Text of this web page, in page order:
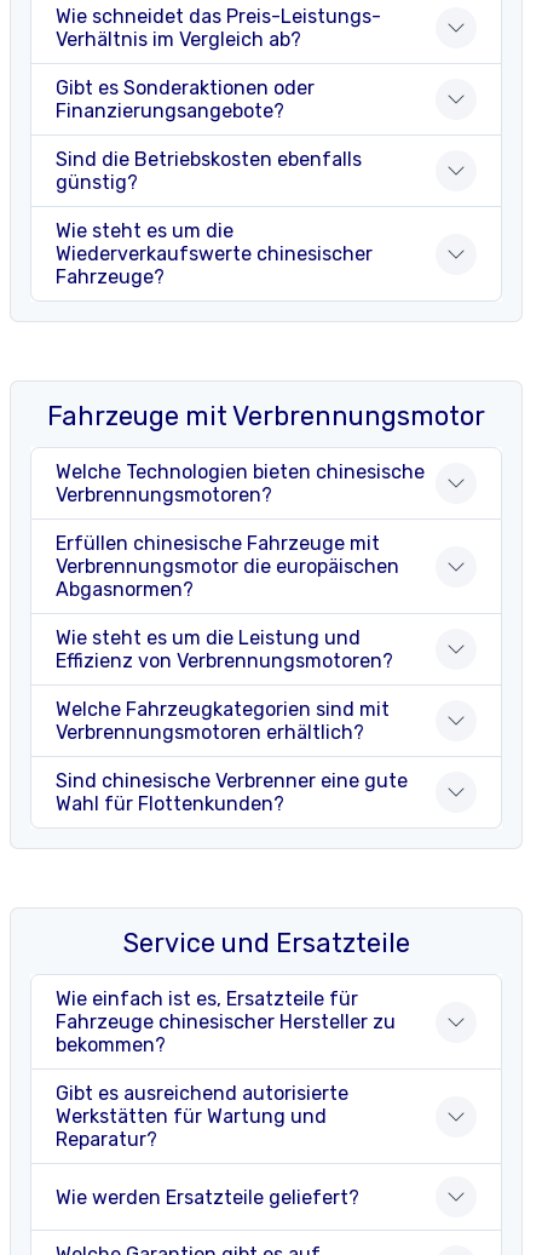
Wie schneidet das Preis-Leistungs-
Verhältnis im Vergleich ab?
Gibt es Sonderaktionen oder
Finanzierungsangebote?
Sind die Betriebskosten ebenfalls
günstig?
Wie steht es um die
Wiederverkaufswerte chinesischer
Fahrzeuge?
Fahrzeuge mit Verbrennungsmotor
Welche Technologien bieten chinesische
Verbrennungsmotoren?
Erfüllen chinesische Fahrzeuge mit
Verbrennungsmotor die europäischen
Abgasnormen?
Wie steht es um die Leistung und
Effizienz von Verbrennungsmotoren?
Welche Fahrzeugkategorien sind mit
Verbrennungsmotoren erhältlich?
Sind chinesische Verbrenner eine gute
Wahl für Flottenkunden?
Service und Ersatzteile
Wie einfach ist es, Ersatzteile für
Fahrzeuge chinesischer Hersteller zu
bekommen?
Gibt es ausreichend autorisierte
Werkstätten für Wartung und
Reparatur?
Wie werden Ersatzteile geliefert?